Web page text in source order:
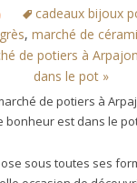
cadeaux bijoux
grès, marché de
de potiers à
dans le pot »
de potiers à
bonheur est dans le
sous toutes ses